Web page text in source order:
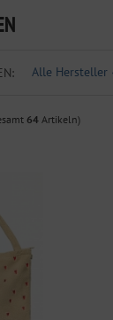
Alle Hersteller
64 Artikeln)